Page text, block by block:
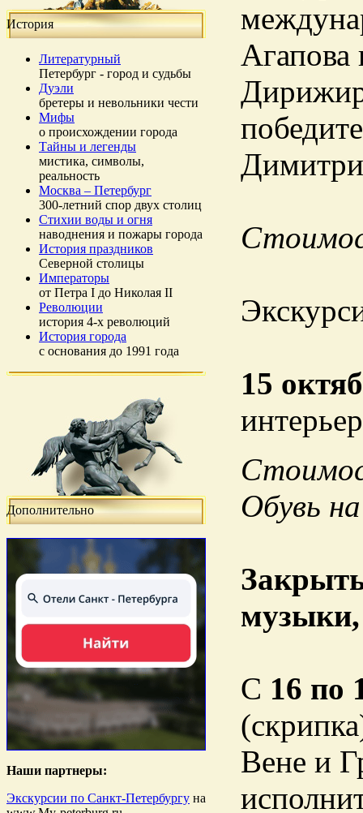
История
Литературный
Петербург - город и судьбы
Дуэли
бретеры и невольники чести
Мифы
о происхождении города
Тайны и легенды
мистика, символы,
реальность
Москва – Петербург
300-летний спор двух столиц
Стихии воды и огня
наводнения и пожары города
История праздников
Северной столицы
Императоры
от Петра I до Николая II
Революции
история 4-х революций
История города
с основания до 1991 года
Дополнительно
Наши партнеры:
Экскурсии по Санкт-Петербургу на
15
Обувь
С 16 по
Вене и